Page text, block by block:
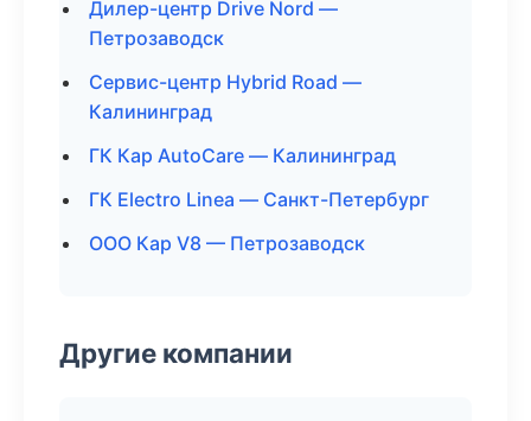
Дилер-центр Drive Nord —
Петрозаводск
Сервис-центр Hybrid Road —
Калининград
ГК Кар AutoCare — Калининград
ГК Electro Linea — Санкт-Петербург
ООО Кар V8 — Петрозаводск
Другие компании